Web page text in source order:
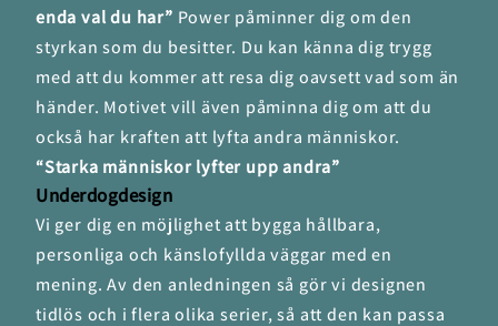
enda val du har” Power påminner dig om den
styrkan som du besitter. Du kan känna dig trygg
med att du kommer att resa dig oavsett vad som än
händer. Motivet vill även påminna dig om att du
också har kraften att lyfta andra människor.
“Starka människor lyfter upp andra”
Underdogdesign
Vi ger dig en möjlighet att bygga hållbara,
personliga och känslofyllda väggar med en
mening. Av den anledningen så gör vi designen
tidlös och i flera olika serier, så att den kan passa